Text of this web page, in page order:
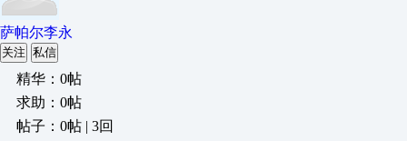
萨帕尔李永
关注 私信
精华：0帖
求助：0帖
帖子：0帖 | 3回